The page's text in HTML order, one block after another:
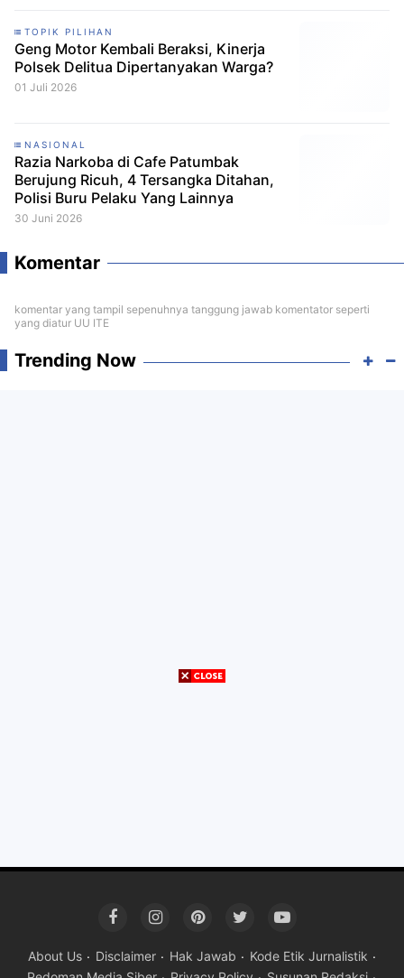
TOPIK PILIHAN
Geng Motor Kembali Beraksi, Kinerja
Polsek Delitua Dipertanyakan Warga?
01 Juli 2026
NASIONAL
Razia Narkoba di Cafe Patumbak
Berujung Ricuh, 4 Tersangka Ditahan,
Polisi Buru Pelaku Yang Lainnya
30 Juni 2026
Komentar
komentar yang tampil sepenuhnya tanggung jawab komentator seperti
yang diatur UU ITE
Trending Now
About Us Disclaimer Hak Jawab
Kode Etik Jurnalistik